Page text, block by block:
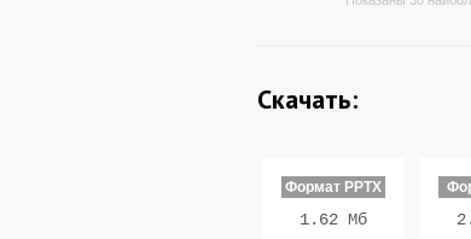
Скачать:
Формат PPTX
1.62 Мб